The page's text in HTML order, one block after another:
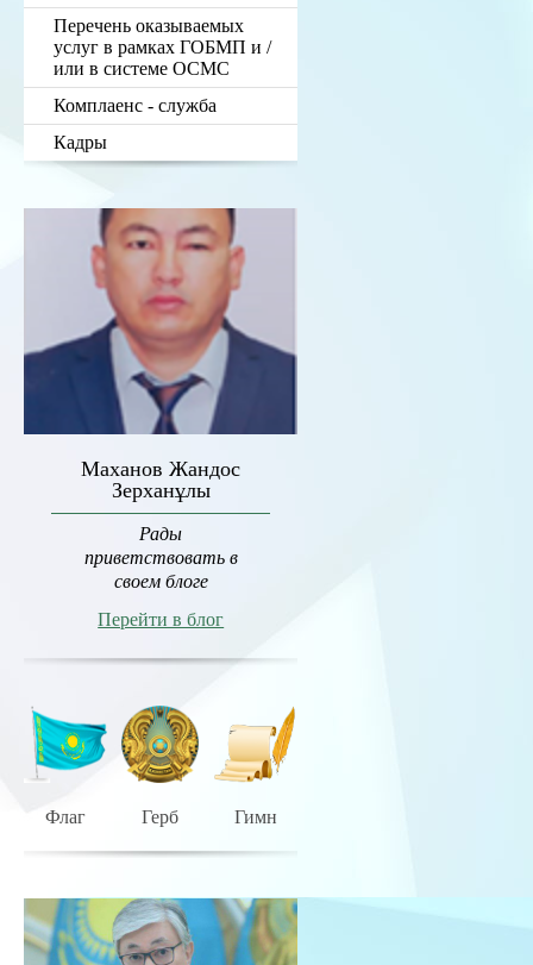
Перечень оказываемых
услуг в рамках ГОБМП и /
или в системе ОСМС
Комплаенс - служба
Кадры
Маханов Жандос
Зерханұлы
Рады
приветствовать в
своем блоге
Перейти в блог
Флаг Герб Гимн